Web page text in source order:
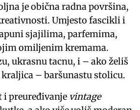
je obična radna površina,
Umjesto fascikli i
sjajilima, parfemima,
omiljenim kremama.
ukrasnu tacnu, i – ako želiš
kraljica – baršunastu stolicu.
i preuređivanje vintage